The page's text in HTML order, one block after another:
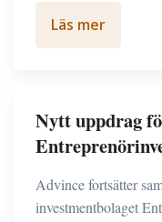
Läs mer
Nytt uppdrag
Advince fortsätter
investmentbolaget